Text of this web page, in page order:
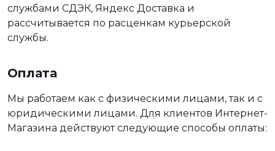
службами СДЭК, Яндекс Доставка и
рассчитывается по расценкам курьерской
службы.
Оплата
Мы работаем как с физическими лицами, так и с
юридическими лицами. Для клиентов Интернет-
Магазина действуют следующие способы оплаты: